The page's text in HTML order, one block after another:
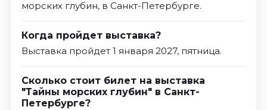
морских глубин, в Санкт-Петербурге.
Когда пройдет выставка?
Выставка пройдет 1 января 2027, пятница.
Сколько стоит билет на выставка
"Тайны морских глубин" в Санкт-
Петербурге?